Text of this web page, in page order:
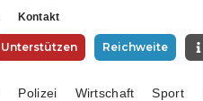
Kontakt
Unterstützen Reichweite
Polizei Wirtschaft Sport